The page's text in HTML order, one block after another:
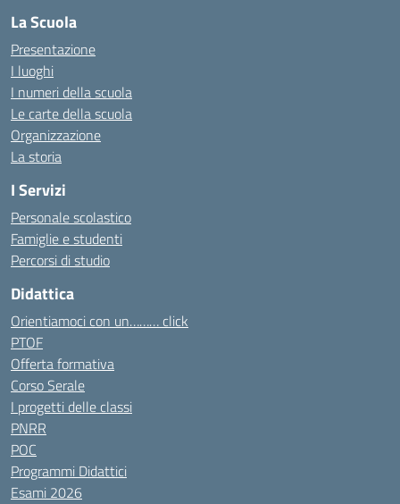
La Scuola
Presentazione
I luoghi
I numeri della scuola
Le carte della scuola
Organizzazione
La storia
I Servizi
Personale scolastico
Famiglie e studenti
Percorsi di studio
Didattica
Orientiamoci con un……… click
PTOF
Offerta formativa
Corso Serale
I progetti delle classi
PNRR
POC
Programmi Didattici
Esami 2026